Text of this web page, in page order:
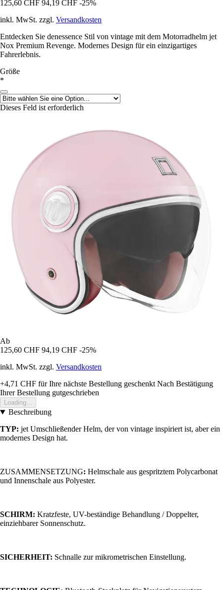
125,60 CHF 94,19 CHF -25%
inkl. MwSt. zzgl. Versandkosten
Entdecken Sie denessence Stil von vintage mit dem Motorradhelm jet
Nox Premium Revenge. Modernes Design für ein einzigartiges
Fahrerlebnis.
Größe
*
Dieses Feld ist erforderlich
Ab
125,60 CHF 94,19 CHF -25%
inkl. MwSt. zzgl. Versandkosten
+4,71 CHF für Ihre nächste Bestellung geschenkt Nach Bestätigung
Ihrer Bestellung gutgeschrieben
Loading...
Beschreibung
TYP: jet Umschließender Helm, der von vintage inspiriert ist, aber ein
modernes Design hat.
ZUSAMMENSETZUNG: Helmschale aus gespritztem Polycarbonat
und Innenschale aus Polyester.
SCHIRM: Kratzfeste, UV-beständige Behandlung / Doppelter,
einziehbarer Sonnenschutz.
SICHERHEIT: Schnalle zur mikrometrischen Einstellung.